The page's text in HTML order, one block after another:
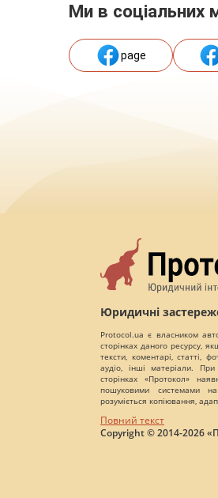
Ми в соціальних
page
Юридичні
Protocol.ua є власником
сторінках даного ресурсу,
тексти, коментарі, статті,
аудіо, інші матеріали.
сторінках «Протокол»
пошуковими системами
розуміється копіювання,
Повний текст
Copyright © 2014-2026